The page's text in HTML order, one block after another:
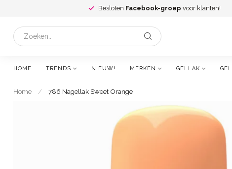
Besloten Facebook-groep voor klanten!
HOME TRENDS NIEUW! MERKEN GELLAK GEL
Home / 786 Nagellak Sweet Orange